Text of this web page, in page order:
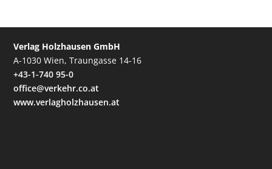
Verlag Holzhausen GmbH
A-1030 Wien, Traungasse 14-16
+43-1-740 95-0
office@verkehr.co.at
www.verlagholzhausen.at